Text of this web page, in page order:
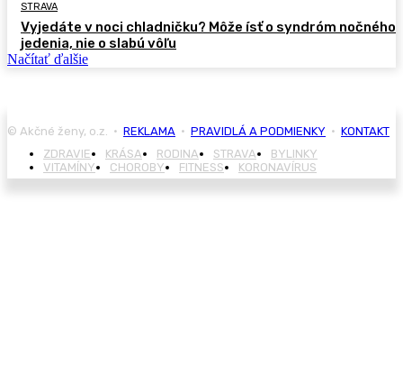
STRAVA
Vyjedáte v noci chladničku? Môže ísť o syndróm nočného
jedenia, nie o slabú vôľu
Načítať ďalšie
© Akčné ženy, o.z. • REKLAMA • PRAVIDLÁ A PODMIENKY • KONTAKT
ZDRAVIE
KRÁSA RODINA STRAVA
BYLINKY
VITAMÍNY
CHOROBY FITNESS KORONAVÍRUS